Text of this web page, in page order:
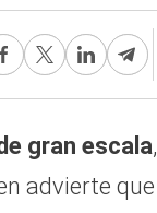
gran escala,
advierte que